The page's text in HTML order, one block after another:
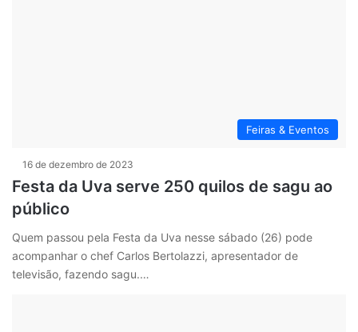
Feiras & Eventos
16 de dezembro de 2023
Festa da Uva serve 250 quilos de sagu ao
público
Quem passou pela Festa da Uva nesse sábado (26) pode
acompanhar o chef Carlos Bertolazzi, apresentador de
televisão, fazendo sagu.…